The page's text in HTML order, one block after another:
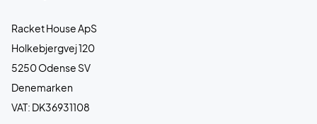
Racket House ApS
Holkebjergvej 120
5250 Odense SV
Denemarken
VAT: DK36931108